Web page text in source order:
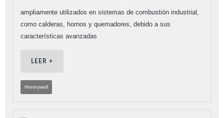
ampliamente utilizados en sistemas de combustión industrial,
como calderas, hornos y quemadores, debido a sus
características avanzadas
LEER +
Honeywell